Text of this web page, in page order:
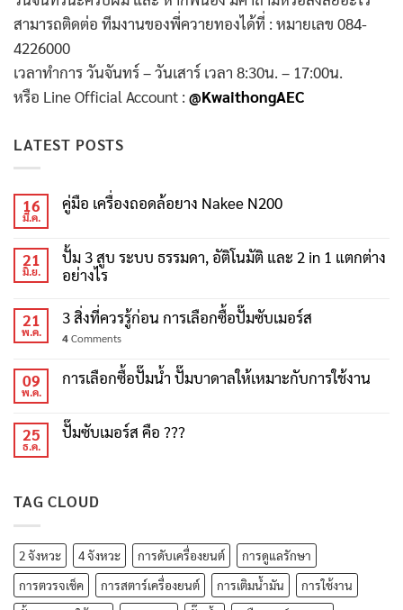
สามารถติดต่อ ทีมงานของพี่ควายทองได้ที่ : หมายเลข 084-
4226000
เวลาทำการ วันจันทร์ – วันเสาร์ เวลา 8:30น. – 17:00น.
หรือ Line Official Account : @KwaithongAEC
LATEST POSTS
16
มี.ค.
คู่มือ เครื่องถอดล้อยาง Nakee N200
21
มิ.ย.
ปั้ม 3 สูบ ระบบ ธรรมดา, อัติโนมัติ และ 2 in 1 แตกต่าง
อย่างไร
21
พ.ค.
3 สิ่งที่ควรรู้ก่อน การเลือกซื้อปั๊มซับเมอร์ส
4Comments
09
พ.ค.
การเลือกซื้อปั๊มน้ำ ปั๊มบาดาลให้เหมาะกับการใช้งาน
25
ธ.ค.
ปั๊มซับเมอร์ส คือ ???
TAG CLOUD
2 จังหวะ 4 จังหวะ การดับเครื่องยนต์
การดูแลรักษา
การตวรจเช็ค
การสตาร์เครื่องยนต์ การเติมน้ำมัน
การใช้งาน